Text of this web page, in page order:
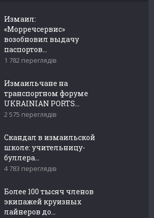
Измаил:
«Морречсервис»
возобновил выдачу
паспортов...
1 782 переглядів
Измаильчане на
транспортном форуме
UKRAINIAN PORTS...
2 575 переглядів
Скандал в измаильской
школе: учительницу-
буллера...
4 783 переглядів
Более 100 тысяч членов
экипажей круизных
лайнеров до...